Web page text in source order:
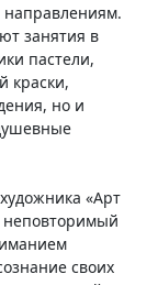
занятия в
пастели,
краски,
но и
художника «Арт
неповторимый
своих